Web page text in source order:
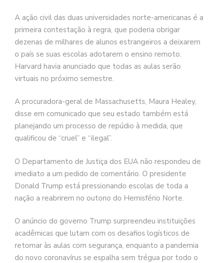
A ação civil das duas universidades norte-americanas é a
primeira contestação à regra, que poderia obrigar
dezenas de milhares de alunos estrangeiros a deixarem
o país se suas escolas adotarem o ensino remoto.
Harvard havia anunciado que todas as aulas serão
virtuais no próximo semestre.
A procuradora-geral de Massachusetts, Maura Healey,
disse em comunicado que seu estado também está
planejando um processo de repúdio à medida, que
qualificou de “cruel” e “ilegal”.
O Departamento de Justiça dos EUA não respondeu de
imediato a um pedido de comentário. O presidente
Donald Trump está pressionando escolas de toda a
nação a reabrirem no outono do Hemisfério Norte.
O anúncio do governo Trump surpreendeu instituições
acadêmicas que lutam com os desafios logísticos de
retomar às aulas com segurança, enquanto a pandemia
do novo coronavírus se espalha sem trégua por todo o